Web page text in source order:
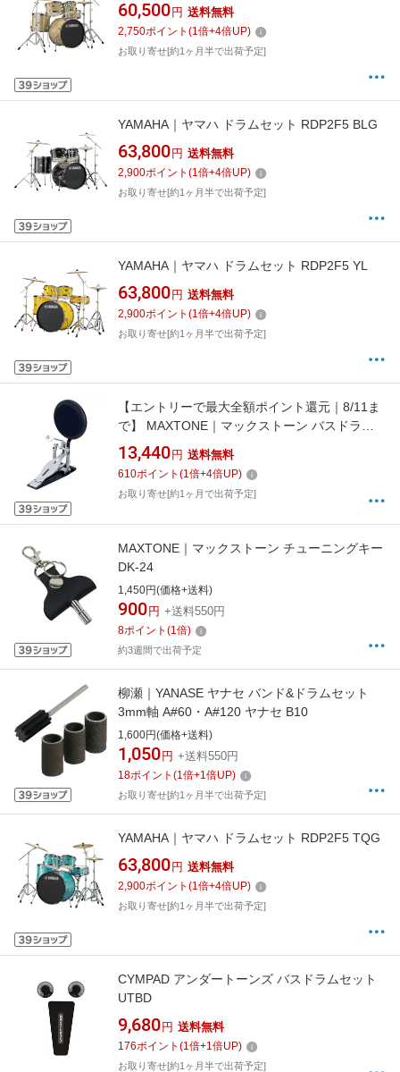
60,500 円 送料無料
2,750ポイント (1倍+4倍UP)
お取り寄せ[約1ヶ月半で出荷予定]
YAMAHA｜ヤマハ ドラムセット RDP2F5 BLG
63,800 円 送料無料
2,900ポイント (1倍+4倍UP)
お取り寄せ[約1ヶ月半で出荷予定]
YAMAHA｜ヤマハ ドラムセット RDP2F5 YL
63,800 円 送料無料
2,900ポイント (1倍+4倍UP)
お取り寄せ[約1ヶ月半で出荷予定]
【エントリーで最大全額ポイント還元｜8/11ま
で】 MAXTONE｜マックストーン バスドラム
パッド&ペダルセット TD-P
13,440 円 送料無料
610ポイント (1倍+4倍UP)
お取り寄せ[約1ヶ月で出荷予定]
MAXTONE｜マックストーン チューニングキー
DK-24
1,450円(価格+送料)
900 円 +送料550円
8ポイント (1倍)
約3週間で出荷予定
柳瀬｜YANASE ヤナセ バンド&ドラムセット
3mm軸 A#60・A#120 ヤナセ B10
1,600円(価格+送料)
1,050 円 +送料550円
18ポイント (1倍+1倍UP)
お取り寄せ[約1ヶ月半で出荷予定]
YAMAHA｜ヤマハ ドラムセット RDP2F5 TQG
63,800 円 送料無料
2,900ポイント (1倍+4倍UP)
お取り寄せ[約1ヶ月半で出荷予定]
CYMPAD アンダートーンズ バスドラムセット
UTBD
9,680 円 送料無料
176ポイント (1倍+1倍UP)
お取り寄せ[約1ヶ月半で出荷予定]